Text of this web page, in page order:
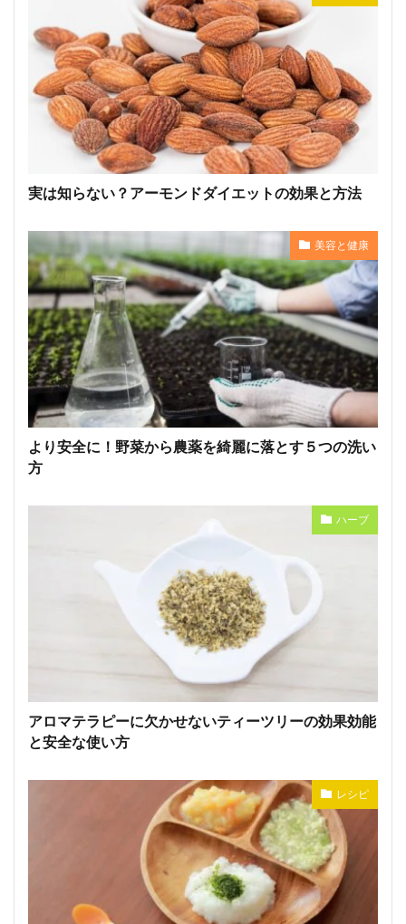
実は知らない？アーモンドダイエットの効果と方法
美容と健康
より安全に！野菜から農薬を綺麗に落とす５つの洗い
方
ハーブ
アロマテラピーに欠かせないティーツリーの効果効能
と安全な使い方
レシピ